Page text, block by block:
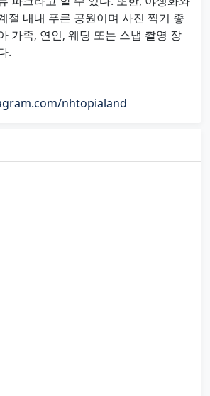
절 내내 푸른 공원이며 사진 찍기 좋
가족, 연인, 웨딩 또는 스냅 촬영 장
.
nhtopialand